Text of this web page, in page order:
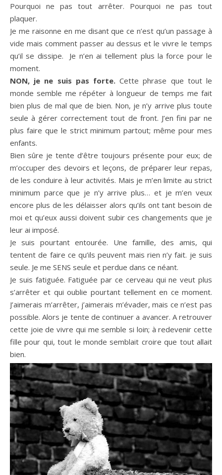
Pourquoi ne pas tout arrêter. Pourquoi ne pas tout
plaquer.
Je me raisonne en me disant que ce n’est qu’un passage à
vide mais comment passer au dessus et le vivre le temps
qu’il se dissipe. Je n’en ai tellement plus la force pour le
moment.
NON, je ne suis pas forte. Cette phrase que tout le
monde semble me répéter à longueur de temps me fait
bien plus de mal que de bien. Non, je n’y arrive plus toute
seule à gérer correctement tout de front. J’en fini par ne
plus faire que le strict minimum partout; même pour mes
enfants.
Bien sûre je tente d’être toujours présente pour eux; de
m’occuper des devoirs et leçons, de préparer leur repas,
de les conduire à leur activités. Mais je m’en limite au strict
minimum parce que je n’y arrive plus… et je m’en veux
encore plus de les délaisser alors qu’ils ont tant besoin de
moi et qu’eux aussi doivent subir ces changements que je
leur ai imposé.
Je suis pourtant entourée. Une famille, des amis, qui
tentent de faire ce qu’ils peuvent mais rien n’y fait. je suis
seule. Je me SENS seule et perdue dans ce néant.
Je suis fatiguée. Fatiguée par ce cerveau qui ne veut plus
s’arrêter et qui oublie pourtant tellement en ce moment.
J’aimerais m’arrêter, j’aimerais m’évader, mais ce n’est pas
possible. Alors je tente de continuer a avancer. A retrouver
cette joie de vivre qui me semble si loin; à redevenir cette
fille pour qui, tout le monde semblait croire que tout allait
bien.